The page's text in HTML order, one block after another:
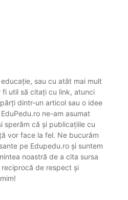
sau cu atât mai mult
util să citați cu link, atunci
dintr-un articol sau o idee
ne-am asumat
sperăm că și publicațiile cu
vor face la fel. Ne bucurăm
pe Edupedu.ro și suntem
noastră de a cita sursa
de respect și